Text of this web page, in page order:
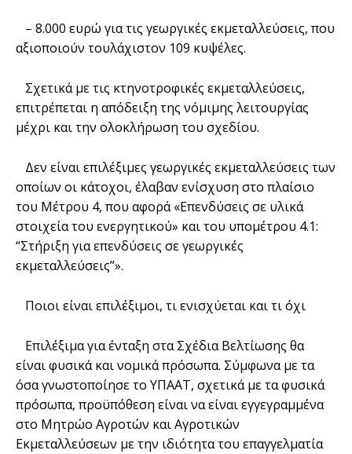
– 8.000 ευρώ για τις γεωργικές εκμεταλλεύσεις, που
αξιοποιούν τουλάχιστον 109 κυψέλες.
Σχετικά με τις κτηνοτροφικές εκμεταλλεύσεις,
επιτρέπεται η απόδειξη της νόμιμης λειτουργίας
μέχρι και την ολοκλήρωση του σχεδίου.
Δεν είναι επιλέξιμες γεωργικές εκμεταλλεύσεις των
οποίων οι κάτοχοι, έλαβαν ενίσχυση στο πλαίσιο
του Μέτρου 4, που αφορά «Επενδύσεις σε υλικά
στοιχεία του ενεργητικού» και του υπομέτρου 4.1:
“Στήριξη για επενδύσεις σε γεωργικές
εκμεταλλεύσεις”».
Ποιοι είναι επιλέξιμοι, τι ενισχύεται και τι όχι
Επιλέξιμα για ένταξη στα Σχέδια Βελτίωσης θα
είναι φυσικά και νομικά πρόσωπα. Σύμφωνα με τα
όσα γνωστοποίησε το ΥΠΑΑΤ, σχετικά με τα φυσικά
πρόσωπα, προϋπόθεση είναι να είναι εγγεγραμμένα
στο Μητρώο Αγροτών και Αγροτικών
Εκμεταλλεύσεων με την ιδιότητα του επαγγελματία